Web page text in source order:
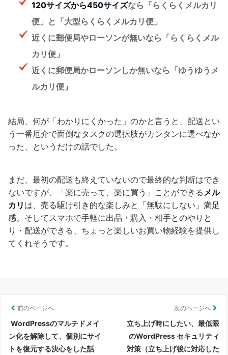
120サイズから450サイズなら「らくらくメルカリ
便」と「大型らくらくメルカリ便」
近くに郵便局やローソンが無いなら「らくらくメル
カリ便」
近くに郵便局かローソンしか無いなら「ゆうゆうメ
ルカリ便」
結局、何が「わかりにくかった」のかと言うと、配送とい
う一番厄介で面倒なタスクの選択肢がカンタンに選べなか
った、というだけの話でした。
まだ、最初の配送も終えていないので最終的な判断はでき
ないですが、「楽に売って、楽に買う」ことができるメル
カリ は、売る駆け引き的な楽しみと「無駄にしない」満足
感、そしてスマホで手軽に出品・購入・相手とのやりと
り・配送ができる、ちょっと楽しいお買い物経験を提供し
てくれそうです。
前のページへ
WordPressのマルチドメイ
ン化を解除して、個別にサイ
トを復元する決心をした話
次のページへ
立ち上げ時にしたい、最低限
のWordPress セキュリティ
対策（立ち上げ後に対応した